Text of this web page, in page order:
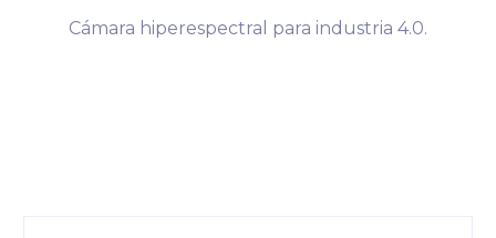
Cámara hiperespectral para industria 4.0.